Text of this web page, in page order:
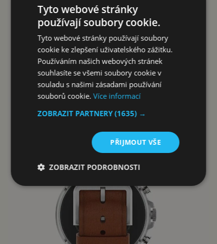
Tyto webové stránky
používají soubory cookie.
Tyto webové stránky používají soubory
cookie ke zlepšení uživatelského zážitku.
Používáním našich webových stránek
souhlasíte se všemi soubory cookie v
souladu s našimi zásadami používání
souborů cookie.Více informací
ZOBRAZIT PARTNERY(1635) →
PŘIJMOUT VŠE
ZOBRAZIT PODROBNOSTI